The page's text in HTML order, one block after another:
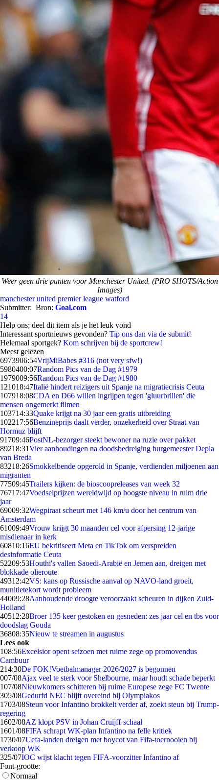
Weer geen drie punten voor Manchester United. (PRO SHOTS/Action
Images)
manchester united premier league watford
Submitter: Bron: Goal.com
14
Help ons; deel dit item als je het leuk vond
Interessant sportnieuws gevonden? Tip ons dan via de submit!
Helemaal sportgek? Kom schrijven bij de sportcrew!
Meest gelezen
6973906:54VrijMiBabes #316 (not very sfw!)
5980400:07Random Pics van de Dag #1979
1979009:56Random Pics van de Dag #1980
121018:47Italië hindert reizigers uit Spanje na migratiecrisis Ceuta
107918:08CDA en D66 willen ingrijpen tegen 'gluurbrillen' die
mensen ongemerkt filmen
103714:33Quake krijgt na 30 jaar een gratis uitbreiding
102217:56Benzineprijs daalt verder, onzekerheid over Straat van
Hormuz blijft
91709:46PostNL-bezorger steekt bewoner na ruzie over pakket
89218:31Vier aanhoudingen na doodsbedreiging burgemeester Depla
van Breda
83218:26Smokkelbende opgerold in Spanje, verdienden miljoenen aan
migranten
77509:45Trailers kijken: de bioscoopreleases van week 32
76717:47Voedselprijzen wereldwijd op hoogste niveau in ruim drie
jaar
69009:32Wegpiraat scheurt met 146 km/u door het centrum van
Amsterdam
61009:49Vrouw krijgt 30 maanden cel voor afpersing 12-jarige
misdienaar in kerk
60810:16EU bekritiseert Meta en TikTok om verspreiden
desinformatie Ceuta
52209:53Houthi's vallen Saoedi-Arabië en Jemen aan, dreigen met
blokkade olieroute
49312:42VS: kans op Russische aanval op NAVO-land groeit,
munitietekort wordt probleem
44009:28Aanhoudende droogte veroorzaakt scheuren in dijken Zuid-
Holland
40512:28Broer 135 keer gestoken en gesneden: zes jaar cel en tbs voor
doodslag Gouda
36808:35Nieuw te streamen in augustus
Lees ook
108:56Excelsior opent seizoen met ruime zege op promovendus
Cambuur
214:30De FOK!Voetbalmanager 2026/2027 is begonnen
007/08Ajax veel te sterk voor Shelbourne, maar houdt schade beperkt
107/08Nieuwkomers schitteren bij ruime Europese zege FC Twente
305/08Gedurfd NEC blijft overeind bij Olympiakos
1703/08Steun voor Infantino brokkelt verder af, zoekt steun bij Trump-
regering
1602/08AZ klopt PSV in Johan Cruijff-schaal
1601/08FIFA schrapt WK-plan Infantino na felle kritiek
1730/07Uefa-landen dreigen met boycot van Fifa-toernooien bij
verkoop WK
325/07IOC wijst klacht tegen FIFA-voorzitter Infantino af
Font-grootte:
Normaal